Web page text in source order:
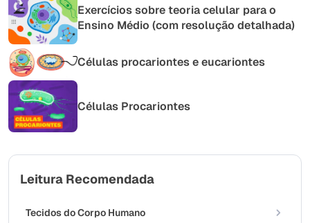
Exercícios sobre teoria celular para o
Ensino Médio (com resolução detalhada)
Células procariontes e eucariontes
Células Procariontes
Leitura Recomendada
Tecidos do Corpo Humano